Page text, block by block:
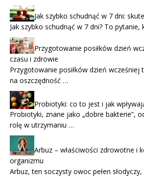
Jak szybko schudnąć w 7 dni:
Jak szybko schudnąć w 7 dni? To
Przygotowanie posiłków dzień
czasu i zdrowie
Przygotowanie posiłków dzień wcześniej
na oszczędność …
Probiotyki: co to jest i jak
Probiotyki, znane jako „dobre bakterie”,
rolę w utrzymaniu …
Arbuz – właściwości zdrowotne i
organizmu
Arbuz, ten soczysty owoc pełen